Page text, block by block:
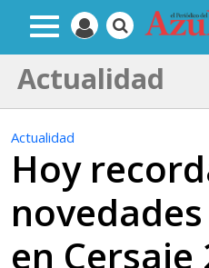
Actualidad
Actualidad
Hoy
en Cersaie